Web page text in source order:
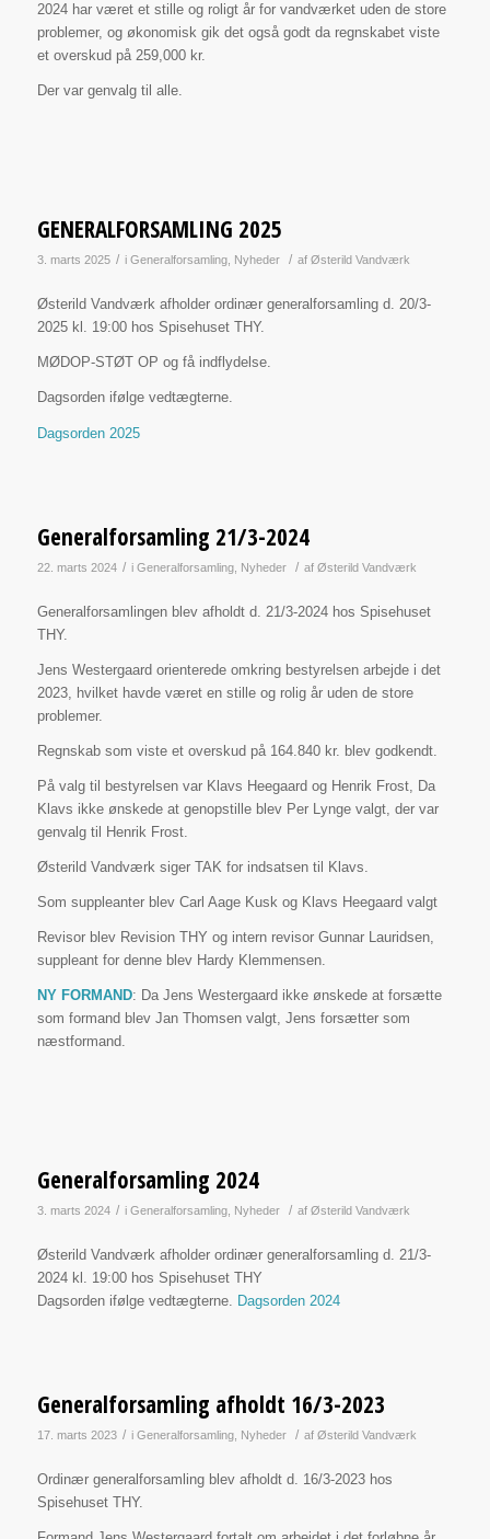
2024 har været et stille og roligt år for vandværket uden de store
problemer, og økonomisk gik det også godt da regnskabet viste
et overskud på 259,000 kr.
Der var genvalg til alle.
GENERALFORSAMLING 2025
3. marts 2025 / i Generalforsamling, Nyheder / af Østerild Vandværk
Østerild Vandværk afholder ordinær generalforsamling d. 20/3-
2025 kl. 19:00 hos Spisehuset THY.
MØDOP-STØT OP og få indflydelse.
Dagsorden ifølge vedtægterne.
Dagsorden 2025
Generalforsamling 21/3-2024
22. marts 2024 / i Generalforsamling, Nyheder / af Østerild Vandværk
Generalforsamlingen blev afholdt d. 21/3-2024 hos Spisehuset
THY.
Jens Westergaard orienterede omkring bestyrelsen arbejde i det
2023, hvilket havde været en stille og rolig år uden de store
problemer.
Regnskab som viste et overskud på 164.840 kr. blev godkendt.
På valg til bestyrelsen var Klavs Heegaard og Henrik Frost, Da
Klavs ikke ønskede at genopstille blev Per Lynge valgt, der var
genvalg til Henrik Frost.
Østerild Vandværk siger TAK for indsatsen til Klavs.
Som suppleanter blev Carl Aage Kusk og Klavs Heegaard valgt
Revisor blev Revision THY og intern revisor Gunnar Lauridsen,
suppleant for denne blev Hardy Klemmensen.
NY FORMAND: Da Jens Westergaard ikke ønskede at forsætte
som formand blev Jan Thomsen valgt, Jens forsætter som
næstformand.
Generalforsamling 2024
3. marts 2024 / i Generalforsamling, Nyheder / af Østerild Vandværk
Østerild Vandværk afholder ordinær generalforsamling d. 21/3-
2024 kl. 19:00 hos Spisehuset THY
Dagsorden ifølge vedtægterne. Dagsorden 2024
Generalforsamling afholdt 16/3-2023
17. marts 2023 / i Generalforsamling, Nyheder / af Østerild Vandværk
Ordinær generalforsamling blev afholdt d. 16/3-2023 hos
Spisehuset THY.